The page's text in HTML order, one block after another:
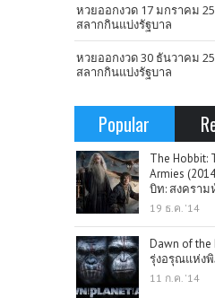
หวยออกงวด 17 มกราคม
สลากกินแบ่งรัฐบาล
หวยออกงวด 30 ธันวาคม
สลากกินแบ่งรัฐบาล
Popular
The Hobbit:
Armies
บิท: สงคราม
19 ธ.ค. '14
Dawn of the
รุ่งอรุณแห่ง
11 ก.ค. '14